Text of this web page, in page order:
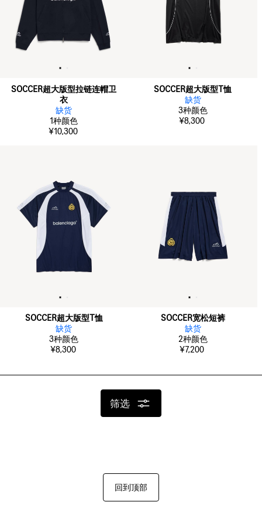
SOCCER超大版型拉链连帽卫
衣
缺货
1种颜色
¥10,300
SOCCER超大版型T恤
缺货
3种颜色
¥8,300
SOCCER超大版型T恤
缺货
3种颜色
¥8,300
SOCCER宽松短裤
缺货
2种颜色
¥7,200
筛选
回到顶部